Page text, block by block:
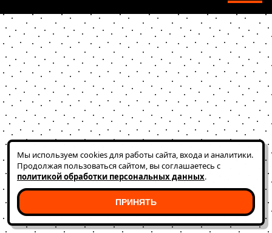
Мы используем cookies для работы сайта, входа и аналитики.
Продолжая пользоваться сайтом, вы соглашаетесь с
политикой обработки персональных данных.
ПРИНЯТЬ